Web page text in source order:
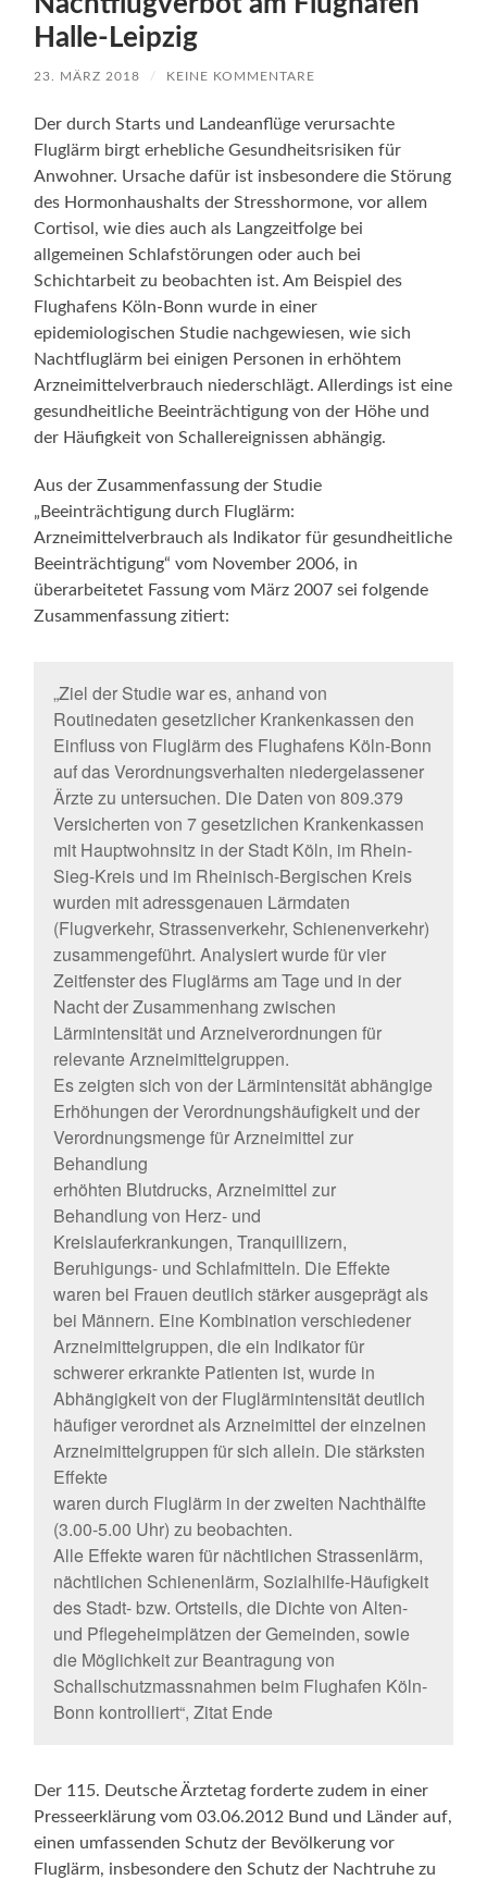
Halle-Leipzig
23. MÄRZ 2018 / KEINE KOMMENTARE
Der durch Starts und Landeanflüge verursachte
Fluglärm birgt erhebliche Gesundheitsrisiken für
Anwohner. Ursache dafür ist insbesondere die Störung
des Hormonhaushalts der Stresshormone, vor allem
Cortisol, wie dies auch als Langzeitfolge bei
allgemeinen Schlafstörungen oder auch bei
Schichtarbeit zu beobachten ist. Am Beispiel des
Flughafens Köln-Bonn wurde in einer
epidemiologischen Studie nachgewiesen, wie sich
Nachtfluglärm bei einigen Personen in erhöhtem
Arzneimittelverbrauch niederschlägt. Allerdings ist eine
gesundheitliche Beeinträchtigung von der Höhe und
der Häufigkeit von Schallereignissen abhängig.
Aus der Zusammenfassung der Studie
„Beeinträchtigung durch Fluglärm:
Arzneimittelverbrauch als Indikator für gesundheitliche
Beeinträchtigung“ vom November 2006, in
überarbeitetet Fassung vom März 2007 sei folgende
Zusammenfassung zitiert:
„Ziel der Studie war es, anhand von
Routinedaten gesetzlicher Krankenkassen den
Einfluss von Fluglärm des Flughafens Köln-Bonn
auf das Verordnungsverhalten niedergelassener
Ärzte zu untersuchen. Die Daten von 809.379
Versicherten von 7 gesetzlichen Krankenkassen
mit Hauptwohnsitz in der Stadt Köln, im Rhein-
Sieg-Kreis und im Rheinisch-Bergischen Kreis
wurden mit adressgenauen Lärmdaten
(Flugverkehr, Strassenverkehr, Schienenverkehr)
zusammengeführt. Analysiert wurde für vier
Zeitfenster des Fluglärms am Tage und in der
Nacht der Zusammenhang zwischen
Lärmintensität und Arzneiverordnungen für
relevante Arzneimittelgruppen.
Es zeigten sich von der Lärmintensität abhängige
Erhöhungen der Verordnungshäufigkeit und der
Verordnungsmenge für Arzneimittel zur
Behandlung
erhöhten Blutdrucks, Arzneimittel zur
Behandlung von Herz- und
Kreislauferkrankungen, Tranquillizern,
Beruhigungs- und Schlafmitteln. Die Effekte
waren bei Frauen deutlich stärker ausgeprägt als
bei Männern. Eine Kombination verschiedener
Arzneimittelgruppen, die ein Indikator für
schwerer erkrankte Patienten ist, wurde in
Abhängigkeit von der Fluglärmintensität deutlich
häufiger verordnet als Arzneimittel der einzelnen
Arzneimittelgruppen für sich allein. Die stärksten
Effekte
waren durch Fluglärm in der zweiten Nachthälfte
(3.00-5.00 Uhr) zu beobachten.
Alle Effekte waren für nächtlichen Strassenlärm,
nächtlichen Schienenlärm, Sozialhilfe-Häufigkeit
des Stadt- bzw. Ortsteils, die Dichte von Alten-
und Pflegeheimplätzen der Gemeinden, sowie
die Möglichkeit zur Beantragung von
Schallschutzmassnahmen beim Flughafen Köln-
Bonn kontrolliert“, Zitat Ende
Der 115. Deutsche Ärztetag forderte zudem in einer
Presseerklärung vom 03.06.2012 Bund und Länder auf,
einen umfassenden Schutz der Bevölkerung vor
Fluglärm, insbesondere den Schutz der Nachtruhe zu